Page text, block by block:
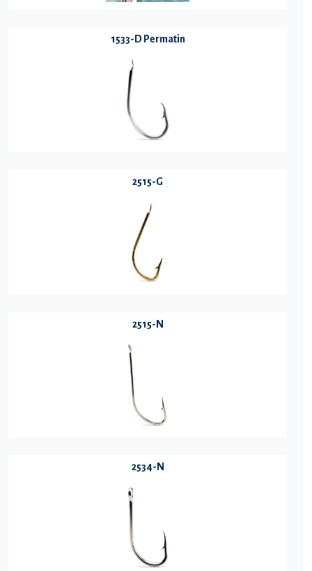
1533-D Permatin
2515-G
2515-N
2534-N